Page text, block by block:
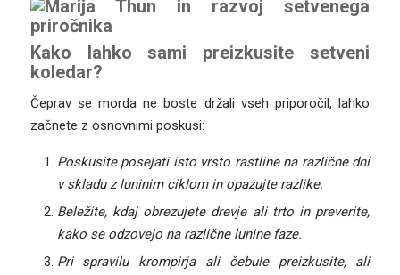
Kako lahko sami preizkusite setveni
koledar?
Čeprav se morda ne boste držali vseh priporočil, lahko
začnete z osnovnimi poskusi:
Poskusite posejati isto vrsto rastline na različne dni
v skladu z luninim ciklom in opazujte razlike.
Beležite, kdaj obrezujete drevje ali trto in preverite,
kako se odzovejo na različne lunine faze.
Pri spravilu krompirja ali čebule preizkusite, ali